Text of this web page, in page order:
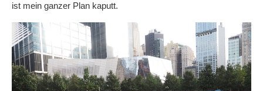
ist mein ganzer Plan kaputt.